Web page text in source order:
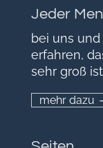
Jeder
bei uns
erfahren,
sehr groß
mehr dazu